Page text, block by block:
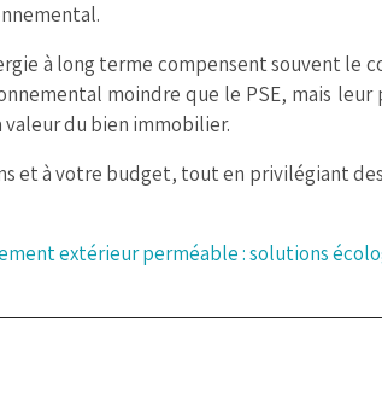
à long terme compensent souvent le
moindre que le PSE, mais
du bien immobilier.
et à votre budget, tout en privilégiant
extérieur perméable : solutions